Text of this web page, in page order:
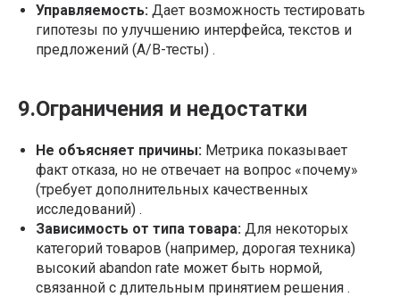
Управляемость: Дает возможность тестировать
гипотезы по улучшению интерфейса, текстов и
предложений (A/B-тесты) .
9.Ограничения и недостатки
Не объясняет причины: Метрика показывает
факт отказа, но не отвечает на вопрос «почему»
(требует дополнительных качественных
исследований) .
Зависимость от типа товара: Для некоторых
категорий товаров (например, дорогая техника)
высокий abandon rate может быть нормой,
связанной с длительным принятием решения .